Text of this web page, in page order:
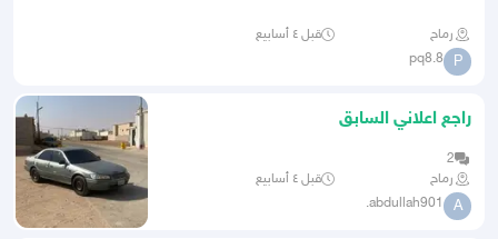
رماح قبل ٤ أسابيع
P
pq8.8
راجع اعلاني السابق
2
رماح
قبل ٤ أسابيع
A
abdullah901.